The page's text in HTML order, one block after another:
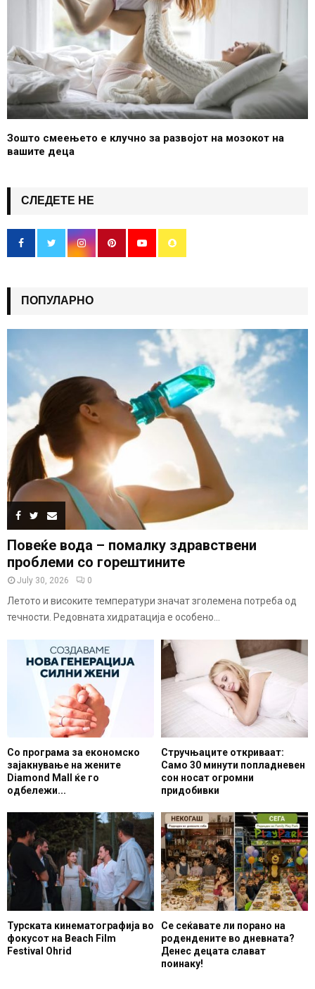
Зошто смеењето е клучно за развојот на мозокот на
вашите деца
СЛЕДЕТЕ НЕ
ПОПУЛАРНО
Повеќе вода – помалку здравствени
проблеми со горештините
July 30, 2026 0
Летото и високите температури значат зголемена потреба од
течности. Редовната хидратација е особено...
Со програма за економско
зајакнување на жените
Diamond Mall ќе го
одбележи...
Стручњаците откриваат:
Само 30 минути попладневен
сон носат огромни
придобивки
Турската кинематографија во
фокусот на Beach Film
Festival Ohrid
Се сеќавате ли порано на
родендените во дневната?
Денес децата слават
поинаку!